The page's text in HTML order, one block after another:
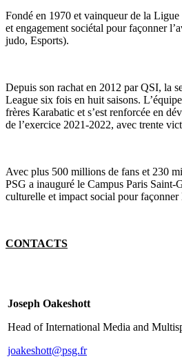
Fondé en 1970 et vainqueur de la
et engagement sociétal pour façonner
judo, Esports).
Depuis son rachat en 2012 par QSI, la
League six fois en huit saisons.
frères Karabatic et s’est renforcée en
de l’exercice 2021-2022, avec trente
Avec plus 500 millions de fans et 230
PSG a inauguré le Campus Paris
culturelle et impact social pour façonner
CONTACTS
Joseph Oakeshott
Head of International Media and
joakeshott@psg.fr